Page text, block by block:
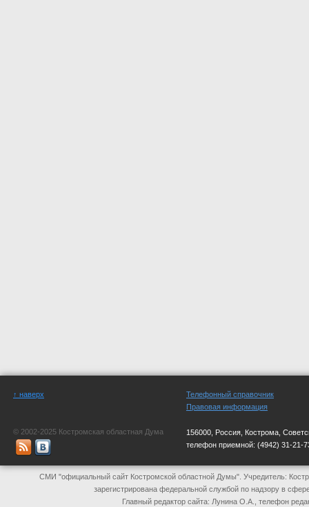
↑ наверх
© 2002-2025 Костромская областная Дума
Телефонный справочник
Правовая информация
156000, Россия, Кострома,
телефон приемной: (4942) 31-21-
СМИ "официальный сайт Костромской областной Думы". Учредитель:
зарегистрирована федеральной службой по надзору в
Главный редактор сайта: Лунина О.А., телефон